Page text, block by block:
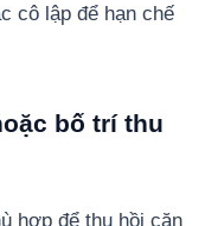
cô lập để hạn chế
bố trí thu
hợp để thu hồi cặn